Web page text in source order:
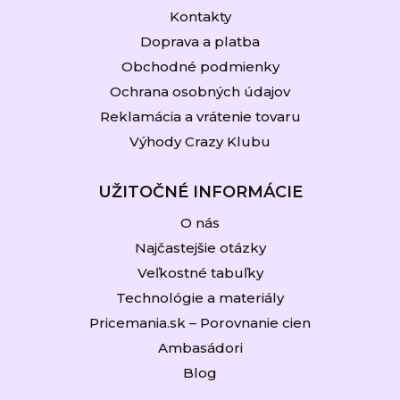
Kontakty
Doprava a platba
Obchodné podmienky
Ochrana osobných údajov
Reklamácia a vrátenie tovaru
Výhody Crazy Klubu
UŽITOČNÉ INFORMÁCIE
O nás
Najčastejšie otázky
Veľkostné tabuľky
Technológie a materiály
Pricemania.sk – Porovnanie cien
Ambasádori
Blog